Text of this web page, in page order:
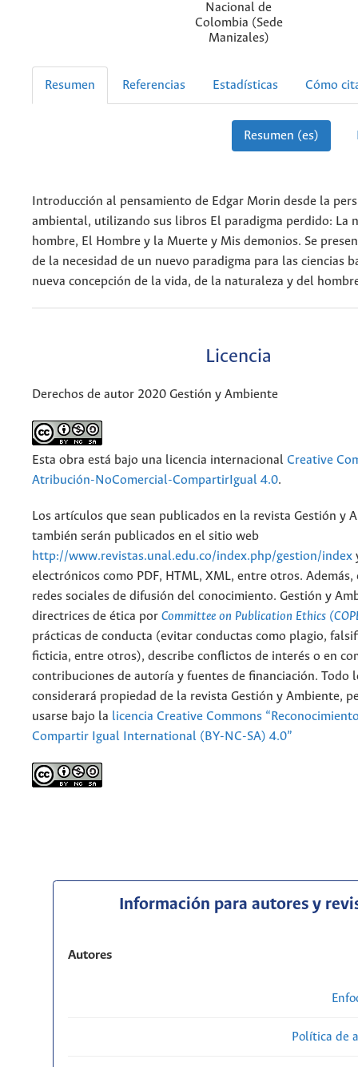
Nacional de
Colombia (Sede
Manizales)
Resumen Referencias Estadísticas Cómo
Resumen (es)
Introducción al pensamiento de Edgar Morin desde la
ambiental, utilizando sus libros El paradigma perdido: La
hombre, El Hombre y la Muerte y Mis demonios. Se
de la necesidad de un nuevo paradigma para las ciencias
nueva concepción de la vida, de la naturaleza y del
Licencia
Derechos de autor 2020 Gestión y Ambiente
Esta obra está bajo una licencia internacional Creative
Atribución-NoComercial-CompartirIgual 4.0.
Los artículos que sean publicados en la revista Gestión y
también serán publicados en el sitio web
http://www.revistas.unal.edu.co/index.php/gestion/index
electrónicos como PDF, HTML, XML, entre otros.
redes sociales de difusión del conocimiento. Gestión y
directrices de ética por Committee on Publication Ethics
prácticas de conducta (evitar conductas como plagio,
ficticia, entre otros), describe conflictos de interés o en
contribuciones de autoría y fuentes de financiación. Todo
considerará propiedad de la revista Gestión y Ambiente,
usarse bajo la licencia Creative Commons
Compartir Igual International (BY-NC-SA) 4.0”
Información para autores y
Autores
Política de